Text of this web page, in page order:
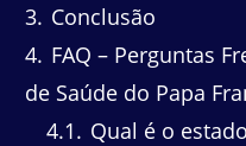
3 Conclusão
4 FAQ – Perguntas
de Saúde do Papa
4.1
Qual é o